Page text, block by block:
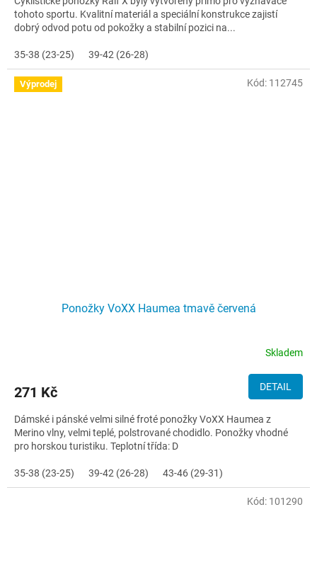
tohoto sportu. Kvalitní materiál a speciální konstrukce zajistí
dobrý odvod potu od pokožky a stabilní pozici na...
35-38 (23-25) 39-42 (26-28)
Výprodej
Ponožky VoXX Haumea tmavě červená
Skladem
271 Kč DETAIL
Dámské i pánské velmi silné froté ponožky VoXX Haumea z
Merino vlny, velmi teplé, polstrované chodidlo. Ponožky vhodné
pro horskou turistiku. Teplotní třída: D
35-38 (23-25) 39-42 (26-28) 43-46 (29-31)
Kód: 112745
Kód: 101290